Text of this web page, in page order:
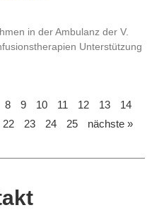
in der Ambulanz der V.
Unterstützung
8 9 10 11 12 13
14
22 23 24 25 nächste »